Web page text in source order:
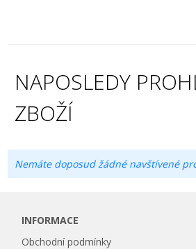
NAPOSLEDY
ZBOŽÍ
Nemáte doposud žádné navštívené
INFORMACE
Obchodní podmínky